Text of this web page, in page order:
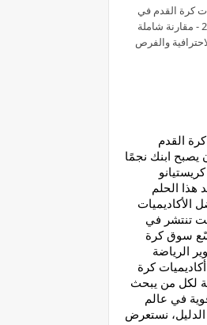
كرة القدم في
السعودية 2026 - مقارنة شاملة
والفرص
القدم
بأن يصبح ابنك نجمًا
هذا الحلم
الأكاديميات
تنتشر في
سوق كرة
الرياضة
أكاديميات كرة
لكل من يبحث
في عالم
نستعرض